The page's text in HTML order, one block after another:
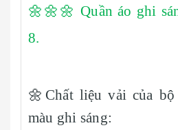
🌼🌼🌼 Quần áo ghi
8.
🌼Chất liệu vải của bộ
màu ghi sáng: